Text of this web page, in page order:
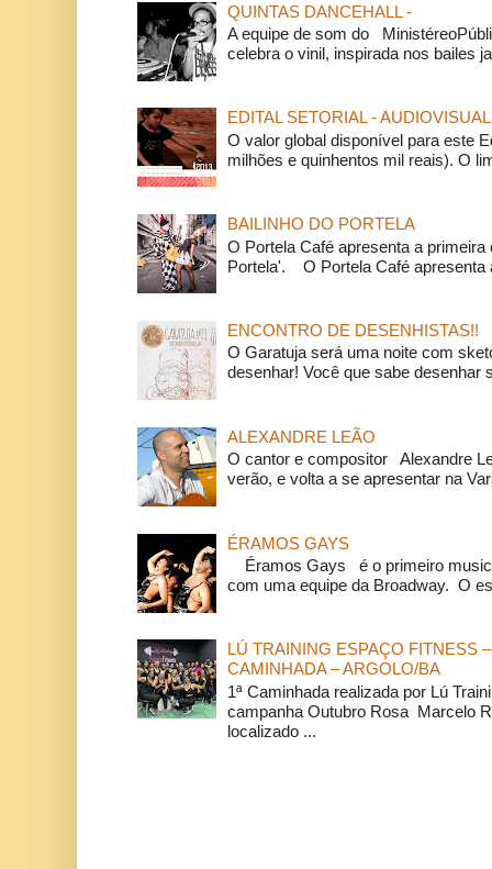
QUINTAS DANCEHALL -
A equipe de som do
celebra o vinil, inspirada nos bailes
EDITAL SETORIAL - AUDIOVISUAL
O valor global disponível para este
milhões e quinhentos mil reais). O
BAILINHO DO PORTELA
O Portela Café apresenta a
Portela'. O Portela Café apresenta
ENCONTRO DE DESENHISTAS!!
O Garatuja será uma noite com
desenhar! Você que sabe desenhar
ALEXANDRE LEÃO
O cantor e compositor Alexandre
verão, e volta a se apresentar na
ÉRAMOS GAYS
Éramos Gays é o primeiro
com uma equipe da Broadway. O
LÚ TRAINING ESPAÇO FITNESS
CAMINHADA – ARGOLO/BA
1ª Caminhada realizada por Lú
campanha Outubro Rosa Marcelo
localizado ...